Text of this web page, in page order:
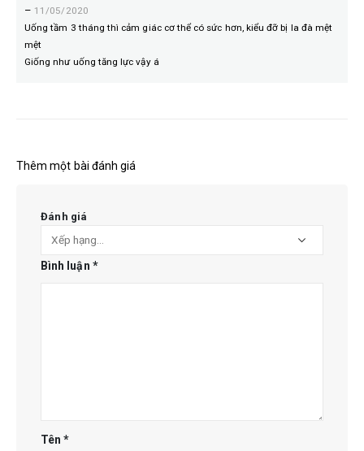
– 11/05/2020
Uống tầm 3 tháng thì cảm giác cơ thể có sức hơn, kiểu đỡ bị la đà mệt
mệt
Giống như uống tăng lực vậy á
Thêm một bài đánh giá
Đánh giá
Bình luận *
Tên*